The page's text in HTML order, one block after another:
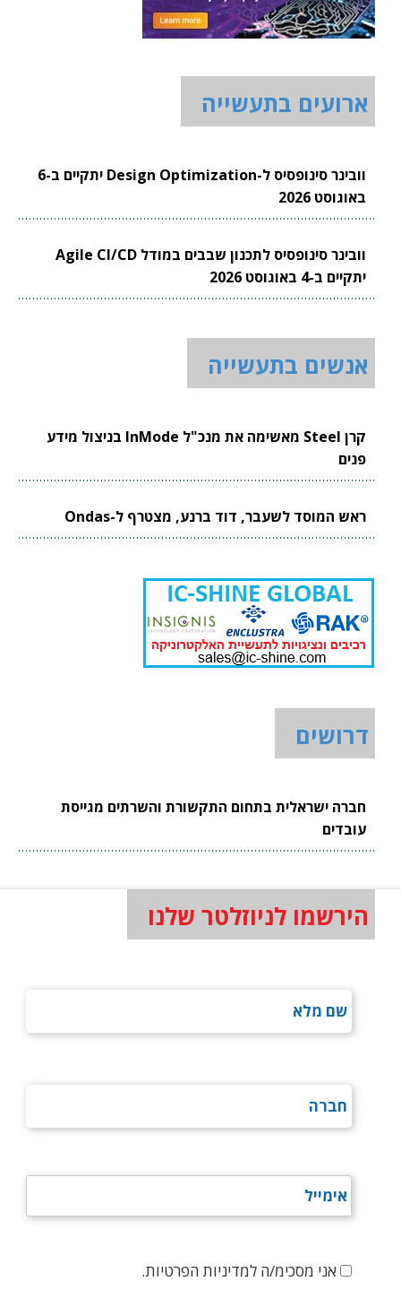
ארועים בתעשייה
וובינר סינופסיס ל-Design Optimization יתקיים ב-6
באוגוסט 2026
וובינר סינופסיס לתכנון שבבים במודל Agile CI/CD
יתקיים ב-4 באוגוסט 2026
אנשים בתעשייה
קרן Steel מאשימה את מנכ"ל InMode בניצול מידע
פנים
ראש המוסד לשעבר, דוד ברנע, מצטרף ל-Ondas
דרושים
חברה ישראלית בתחום התקשורת והשרתים מגייסת
עובדים
הירשמו לניוזלטר שלנו
אני מסכימ/ה למדיניות הפרטיות.